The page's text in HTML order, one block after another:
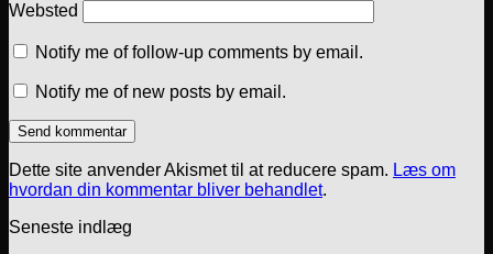
Websted
Notify me of follow-up comments by email.
Notify me of new posts by email.
Dette site anvender Akismet til at reducere spam. Læs om
hvordan din kommentar bliver behandlet.
Seneste indlæg